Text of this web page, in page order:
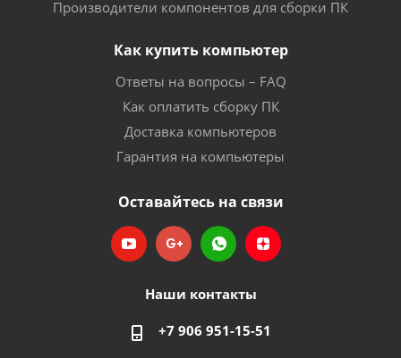
Производители компонентов для сборки ПК
Как купить компьютер
Ответы на вопросы – FAQ
Как оплатить сборку ПК
Доставка компьютеров
Гарантия на компьютеры
Оставайтесь на связи
Наши контакты
+7 906 951-15-51